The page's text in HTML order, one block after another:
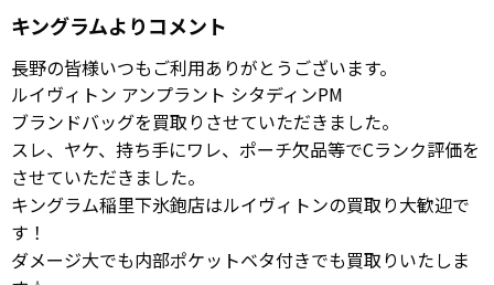
キングラムよりコメント
長野の皆様いつもご利用ありがとうございます。
ルイヴィトン アンプラント シタディンPM
ブランドバッグを買取りさせていただきました。
スレ、ヤケ、持ち手にワレ、ポーチ欠品等でCランク評価を
させていただきました。
キングラム稲里下氷鉋店はルイヴィトンの買取り大歓迎で
す！
ダメージ大でも内部ポケットベタ付きでも買取りいたしま